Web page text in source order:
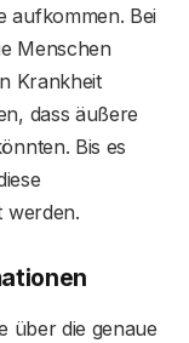
aufkommen. Bei
Menschen
Krankheit
dass äußere
Bis es
werden.
über die genaue